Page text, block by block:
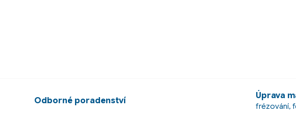
Odborné poradenství
Úprava
frézování,